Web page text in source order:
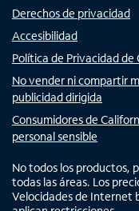
Derechos de privacidad
Accesibilidad
Política de Privacidad de
No vender ni compartir
publicidad dirigida
Consumidores de
personal sensible
No todos los productos,
todas las áreas. Los
Velocidades de Internet